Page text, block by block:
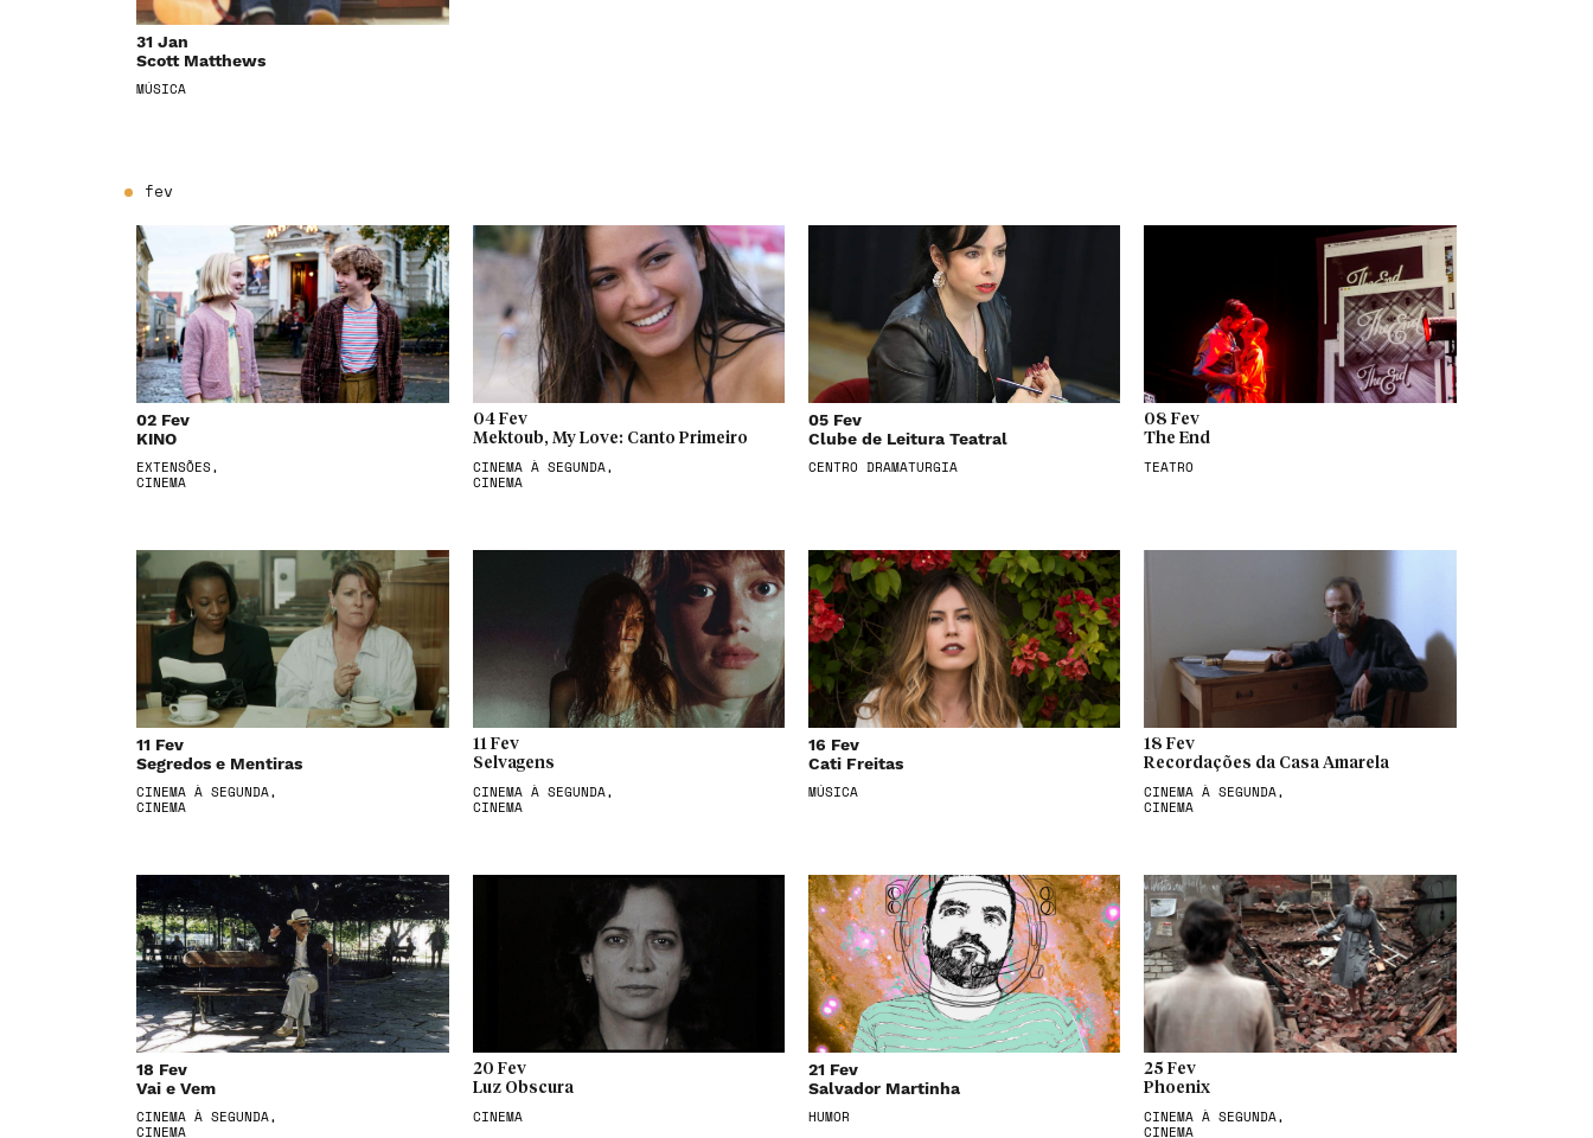
31 Jan
Scott Matthews
MÚSICA
fev
02 Fev
KINO
EXTENSÕES,
CINEMA
04 Fev
Mektoub, My Love: Canto Primeiro
CINEMA À SEGUNDA,
CINEMA
05 Fev
Clube de Leitura Teatral
CENTRO DRAMATURGIA
08 Fev
The End
TEATRO
11 Fev
Segredos e Mentiras
CINEMA À SEGUNDA,
CINEMA
11 Fev
Selvagens
CINEMA À SEGUNDA,
CINEMA
16 Fev
Cati Freitas
MÚSICA
18 Fev
Recordações da Casa Amarela
CINEMA À SEGUNDA,
CINEMA
18 Fev
Vai e Vem
CINEMA À SEGUNDA,
CINEMA
20 Fev
Luz Obscura
CINEMA
21 Fev
Salvador Martinha
HUMOR
25 Fev
Phoenix
CINEMA À SEGUNDA,
CINEMA